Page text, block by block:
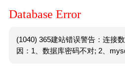
Database Error
(1040) 365建站错误警告：连接
因：1、数据库密码不对; 2、